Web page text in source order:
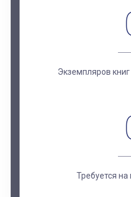
Экземпляров
Требуется